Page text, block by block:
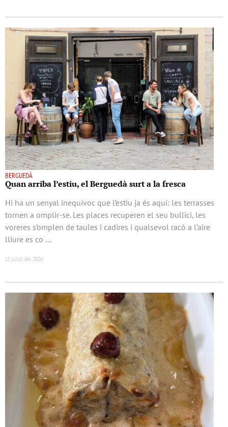
BERGUEDÀ
Quan arriba l’estiu, el Berguedà surt a la fresca
Hi ha un senyal inequívoc que l’estiu ja és aquí: les terrasses
tornen a omplir-se. Les places recuperen el seu bullici, les
voreres s’omplen de taules i cadires i qualsevol racó a l’aire
lliure es co …
15 juliol del 2026